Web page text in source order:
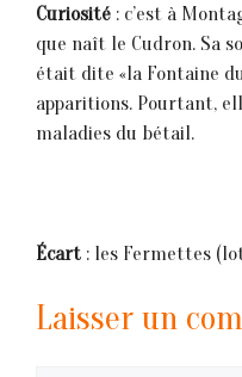
Curiosité : c’est à
que naît le Cudron. Sa
était dite «la Fontaine
apparitions. Pourtant,
maladies du bétail.
Écart : les Fermettes
Laisser un